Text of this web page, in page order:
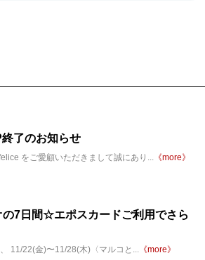
了のお知らせ
をご愛顧いただきまして誠にあり... 《more》
の7日間☆エポスカードご利用でさら
11/22(金)〜11/28(木)〈マルコと... 《more》